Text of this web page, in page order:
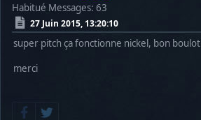
Habitué Messages: 63
27 Juin 2015, 13:20:10
super pitch ça fonctionne nickel, bon boulot
merci